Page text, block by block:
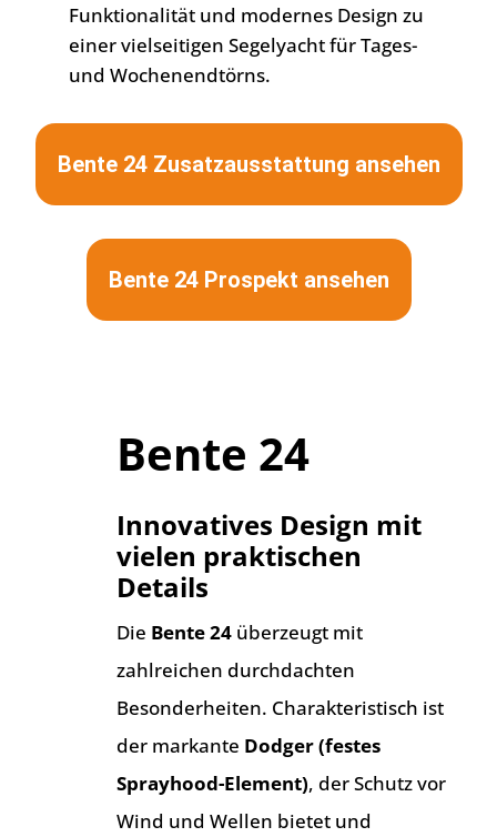
Funktionalität und modernes Design zu
einer vielseitigen Segelyacht für Tages-
und Wochenendtörns.
Bente 24 Zusatzausstattung ansehen
Bente 24 Prospekt ansehen
Bente 24
Innovatives Design mit
vielen praktischen
Details
Die Bente 24überzeugt mit
zahlreichen durchdachten
Besonderheiten. Charakteristisch ist
der markante Dodger (festes
Sprayhood-Element), der Schutz vor
Wind und Wellen bietet und